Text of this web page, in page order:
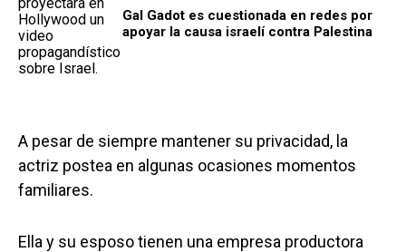
Gal Gadot es cuestionada en redes por
apoyar la causa israelí contra Palestina
A pesar de siempre mantener su privacidad, la
actriz postea en algunas ocasiones momentos
familiares.
Ella y su esposo tienen una empresa productora